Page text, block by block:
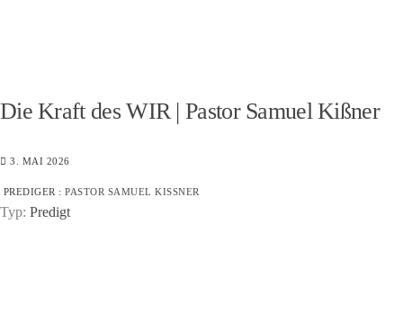
Die Kraft des WIR | Pastor Samuel Kißner
3. MAI 2026
PREDIGER : PASTOR SAMUEL KISSNER
Typ: Predigt